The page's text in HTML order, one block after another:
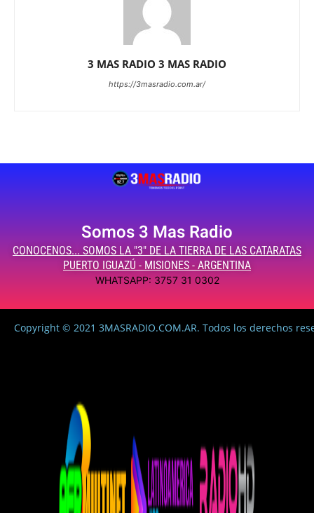
3 MAS RADIO 3 MAS RADIO
https://3masradio.com.ar/
Somos 3 Mas Radio
CONOCENOS... SOMOS LA "3" DE LA TIERRA DE LAS CATARATAS
PUERTO IGUAZÚ - MISIONES - ARGENTINA
WHATSAPP: 3757 31 0302
Copyright © 2021 3MASRADIO.COM.AR. Todos los derechos